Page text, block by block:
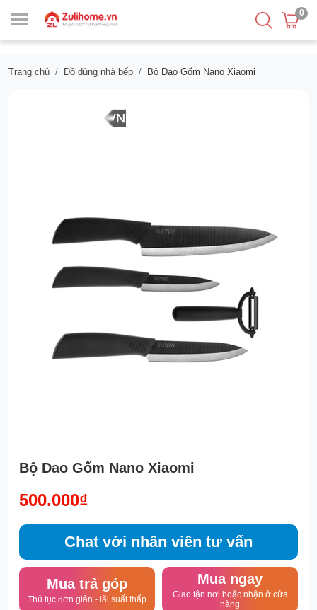
0
Trang chủ Đồ dùng nhà bếp Bộ Dao Gốm Nano Xiaomi
Bộ Dao Gốm Nano Xiaomi
500.000₫
Chat với nhân viên tư vấn
Mua trả góp
Thủ tục đơn giản - lãi suất thấp
Mua ngay
Giao tận nơi hoặc nhận ở cửa
hàng